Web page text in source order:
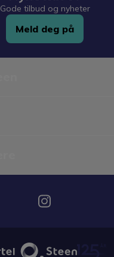
Gode tilbud og nyheter
Meld deg på